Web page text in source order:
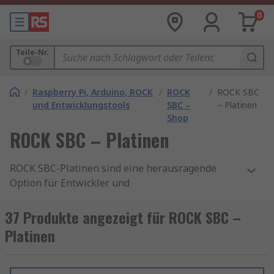
0
Teile-Nr.
/ Raspberry Pi, Arduino, ROCK
und Entwicklungstools
/ ROCK
SBC –
Shop
/ ROCK SBC
– Platinen
ROCK SBC – Platinen
ROCK SBC-Platinen sind eine herausragende
Option für Entwickler und
leistungsstarken und flexiblen Lösungen suchen.
Diese Single-Board-Computer bieten eine
Vielzahl von Funktionen und eröffnen somit
verschiedenen Bereichen. ROCK SBC-Platinen
37 Produkte angezeigt für ROCK SBC –
Platinen